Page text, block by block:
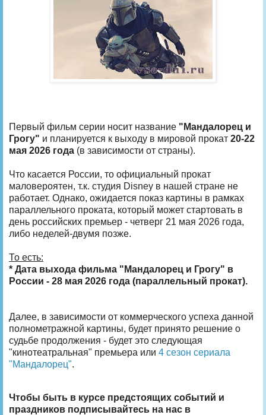
Первый фильм серии носит название "Мандалорец и
Грогу" и планируется к выходу в мировой прокат 20-22
мая 2026 года (в зависимости от страны).
Что касается России, то официальный прокат
маловероятен, т.к. студия Disney в нашей стране не
работает. Однако, ожидается показ картины в рамках
параллельного проката, который может стартовать в
день российских премьер - четверг 21 мая 2026 года,
либо неделей-двумя позже.
То есть:
* Дата выхода фильма "Мандалорец и Грогу" в
России - 28 мая 2026 года (параллельный прокат).
Далее, в зависимости от коммерческого успеха данной
полнометражной картины, будет принято решение о
судьбе продолжения - будет это следующая
"кинотеатральная" премьера или 4 сезон сериала
"Мандалорец".
Чтобы быть в курсе предстоящих событий и
праздников подписывайтесь на нас в